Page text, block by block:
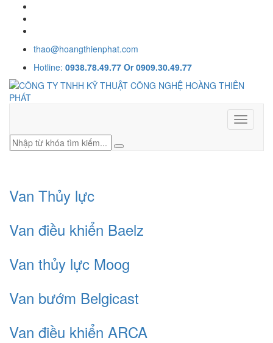
thao@hoangthienphat.com
Hotline: 0938.78.49.77 Or 0909.30.49.77
Toggle
Van Thủy lực
Van điều khiển Baelz
Van thủy lực Moog
Van bướm Belgicast
Van điều khiển ARCA